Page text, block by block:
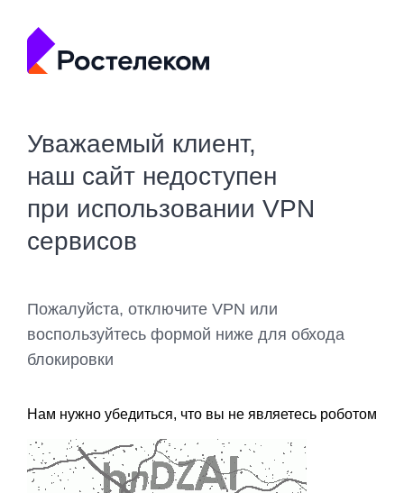
Уважаемый клиент,
наш сайт недоступен
при использовании VPN
сервисов
Пожалуйста, отключите VPN или
воспользуйтесь формой ниже для обхода
блокировки
Нам нужно убедиться, что вы не являетесь роботом